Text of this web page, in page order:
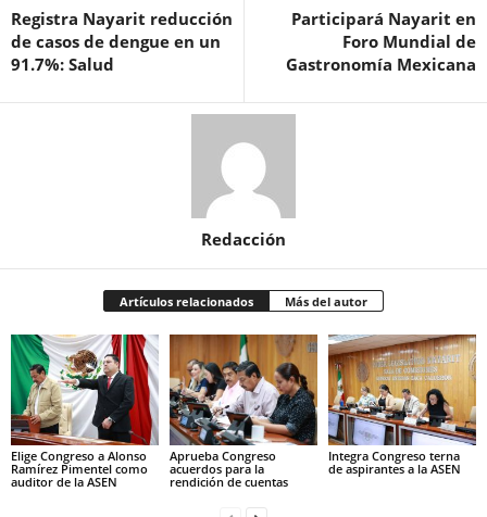
Registra Nayarit reducción
de casos de dengue en un
91.7%: Salud
Participará Nayarit en
Foro Mundial de
Gastronomía Mexicana
Redacción
Artículos relacionados Más del autor
Elige Congreso a Alonso
Ramírez Pimentel como
auditor de la ASEN
Aprueba Congreso
acuerdos para la
rendición de cuentas
Integra Congreso terna
de aspirantes a la ASEN